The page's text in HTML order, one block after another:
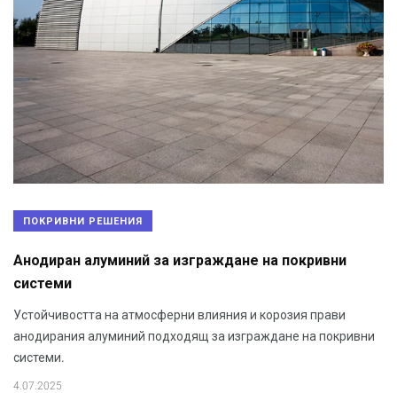
ПОКРИВНИ РЕШЕНИЯ
Анодиран алуминий за изграждане на покривни
системи
Устойчивостта на атмосферни влияния и корозия прави
анодирания алуминий подходящ за изграждане на покривни
системи.
4.07.2025